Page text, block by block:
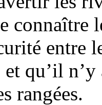
connaître
entre
qu’il
rangées.